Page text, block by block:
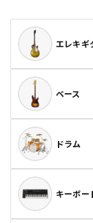
エレキギ
ベース
ドラム
キーボー